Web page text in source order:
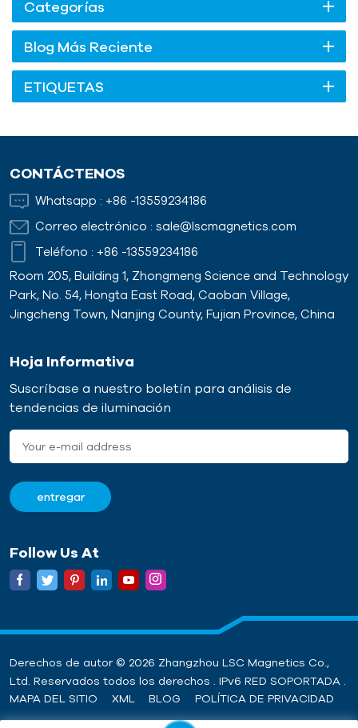
Categorías
Blog Más Reciente
ETIQUETAS
CONTÁCTENOS
Whatsapp : +86 -13559234186
Correo electrónico : sale@lscmagnetics.com
Teléfono : +86 -13559234186
Room 205, Building 1, Zhongmeng Science and Technology
Park, No. 54, Hongta East Road, Caoban Village,
Jingcheng Town, Nanjing County, Fujian Province, China
Hoja Informativa
Suscríbase a nuestro boletín para análisis de
tendencias de iluminación
Follow Us At
Derechos de autor © 2026 Zhangzhou LSC Magnetics Co.,
Ltd. Reservados todos los derechos . IPv6 RED SOPORTADA .
MAPA DEL SITIO
XML BLOG POLÍTICA DE PRIVACIDAD